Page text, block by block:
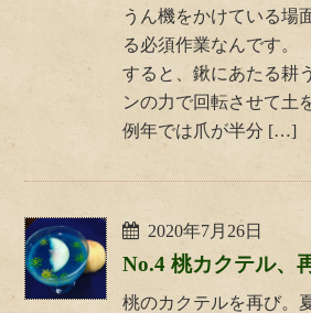
うん機をかけている場
る必須作業なんです。
すると、鍬にあたる耕
ンの力で回転させて土
例年では爪が半分 […]
2020年7月26日
No.4 桃カクテル、
桃のカクテルを再び。